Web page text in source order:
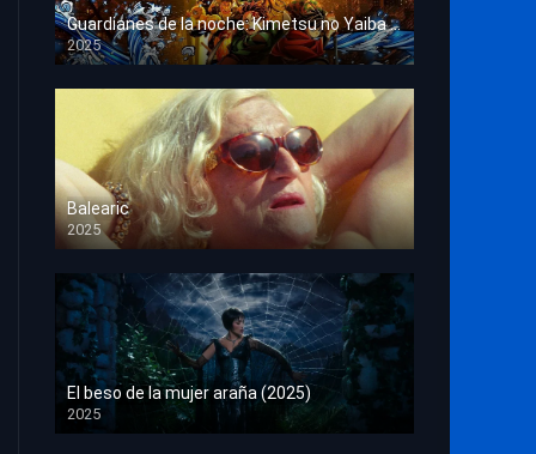
Guardianes de la noche: Kimetsu no Yaiba La fortaleza infinita
2025
HD 1080p
Balearic
2025
HD 1080p
El beso de la mujer araña (2025)
2025
HD 1080p